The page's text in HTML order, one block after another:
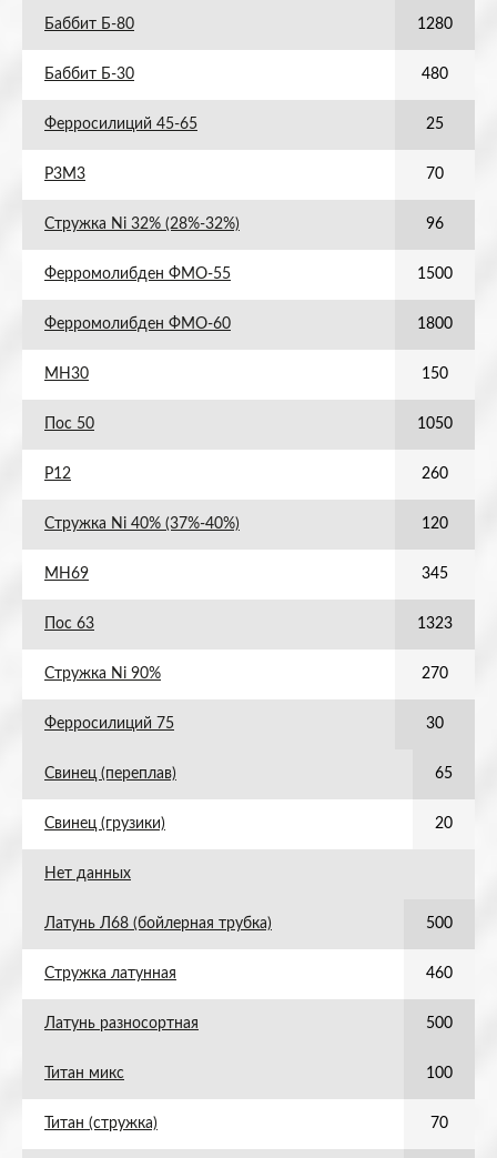
Баббит Б-80 1280
Баббит Б-30 480
Ферросилиций 45-65 25
Р3М3 70
Стружка Ni 32% (28%-32%) 96
Ферромолибден ФМО-55 1500
Ферромолибден ФМО-60 1800
МН30 150
Пос 50 1050
Р12 260
Стружка Ni 40% (37%-40%) 120
МН69 345
Пос 63 1323
Стружка Ni 90% 270
Ферросилиций 75 30
Свинец (переплав) 65
Свинец (грузики) 20
Нет данных
Латунь Л68 (бойлерная трубка) 500
Стружка латунная 460
Латунь разносортная 500
Титан микс 100
Титан (стружка) 70